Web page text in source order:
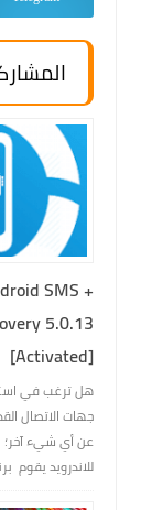
SMS +
5.0.13
[Activated]
هل ترغب في
جهات الاتصال
عن أي شيء
للاندرويد يقوم